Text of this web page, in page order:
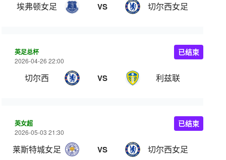
埃弗顿女足 VS 切尔西女足
英足总杯
2026-04-26 22:00
切尔西 VS 利兹联
已结束
英女超
2026-05-03 21:30
莱斯特城女足 VS 切尔西女足
已结束